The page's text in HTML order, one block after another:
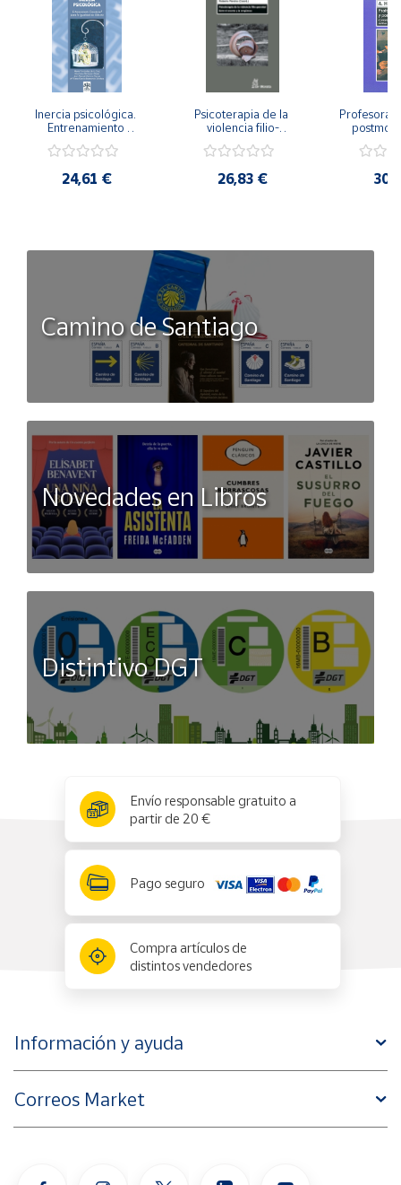
Inercia psicológica.
Entrenamiento
Igualdad de Género.
24,61 €
Psicoterapia de la
violencia filio-
secreto y la
26,83 €
Camino de Santiago
Novedades en Libros
Distintivo DGT
Envío responsable gratuito a
partir de 20 €
Pago seguro
Compra artículos de
distintos vendedores
Información y ayuda
Correos Market